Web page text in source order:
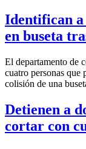
Identifican a
en buseta
El departamento de
cuatro personas que
colisión de una
Detienen a
cortar con